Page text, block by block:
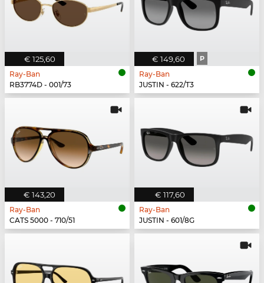
€ 125,60
Ray-Ban
RB3774D - 001/73
€ 149,60 P
Ray-Ban
JUSTIN - 622/T3
€ 143,20
Ray-Ban
CATS 5000 - 710/51
€ 117,60
Ray-Ban
JUSTIN - 601/8G